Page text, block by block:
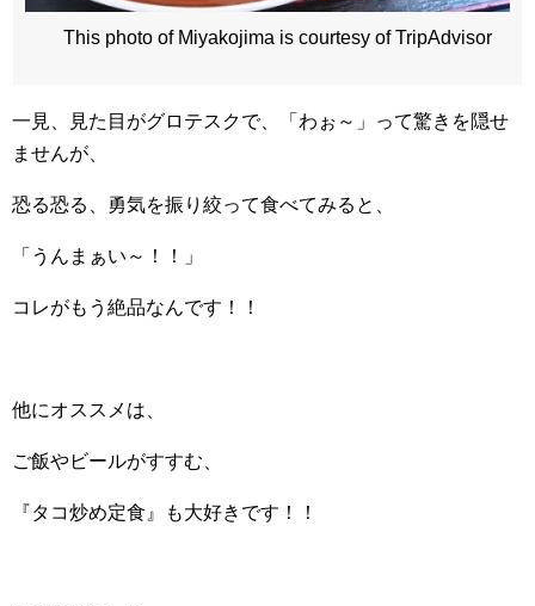
This photo of Miyakojima is courtesy of TripAdvisor
一見、見た目がグロテスクで、「わぉ～」って驚きを隠せ
ませんが、
恐る恐る、勇気を振り絞って食べてみると、
「うんまぁい～！！」
コレがもう絶品なんです！！
他にオススメは、
ご飯やビールがすすむ、
『タコ炒め定食』も大好きです！！